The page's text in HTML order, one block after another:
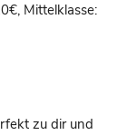
Mittelklasse:
zu dir und